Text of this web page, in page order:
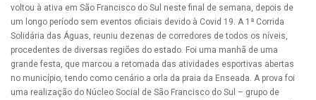
voltou à ativa em São Francisco do Sul neste final de semana, depois de
um longo período sem eventos oficiais devido à Covid 19. A 1ª Corrida
Solidária das Águas, reuniu dezenas de corredores de todos os níveis,
procedentes de diversas regiões do estado. Foi uma manhã de uma
grande festa, que marcou a retomada das atividades esportivas abertas
no município, tendo como cenário a orla da praia da Enseada. A prova foi
uma realização do Núcleo Social de São Francisco do Sul – grupo de